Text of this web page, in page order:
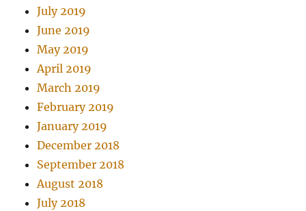
July 2019
June 2019
May 2019
April 2019
March 2019
February 2019
January 2019
December 2018
September 2018
August 2018
July 2018